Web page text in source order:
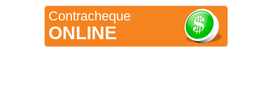
Contracheque
ONLINE